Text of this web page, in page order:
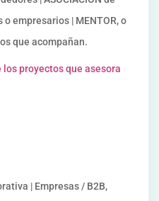
empresarios | MENTOR, o
que acompañan.
proyectos que asesora
| Empresas / B2B,